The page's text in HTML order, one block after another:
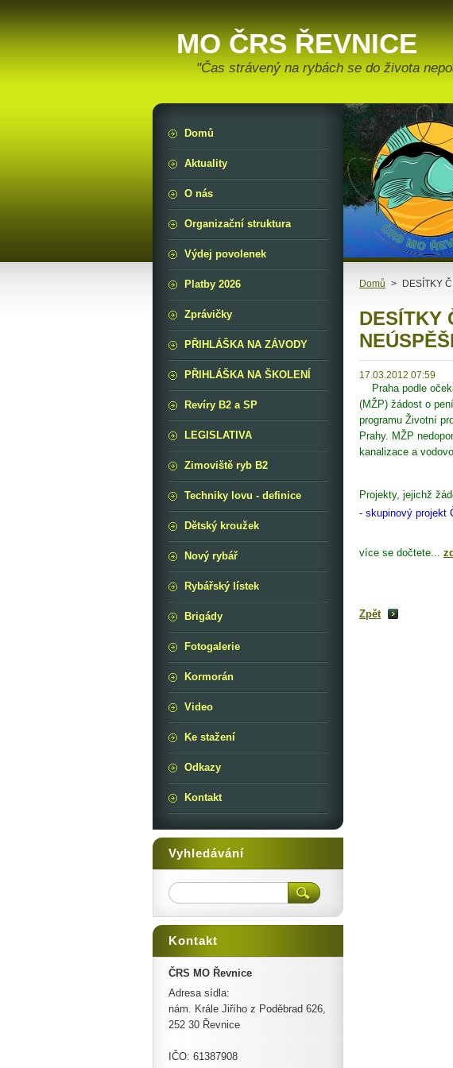
MO ČRS ŘEVNICE
"Čas strávený na rybách se do života
Domů > DESÍTKY
DESÍTKY
17.03.2012 07:59
Praha podle
(MŽP) žádost o
programu Životní
Prahy. MŽP
kanalizace a
Projekty, jejichž
- skupinový projekt
více se dočtete...
Zpět
Domů
Aktuality
O nás
Organizační struktura
Výdej povolenek
Platby 2026
Zprávičky
PŘIHLÁŠKA NA ZÁVODY
PŘIHLÁŠKA NA ŠKOLENÍ
Revíry B2 a SP
LEGISLATIVA
Zimoviště ryb B2
Techniky lovu - definice
Dětský kroužek
Nový rybář
Rybářský lístek
Brigády
Fotogalerie
Kormorán
Video
Ke stažení
Odkazy
Kontakt
Vyhledávání
Kontakt
ČRS MO Řevnice
Adresa sídla:
nám. Krále Jiřího z Poděbrad 626,
252 30 Řevnice
IČO: 61387908